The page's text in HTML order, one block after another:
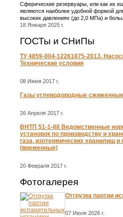
Сферические резервуары, или как их
являются наиболее удобной формой
высоких давлениях (до 2,0 МПа) и
18 Января 2025 г.
ГОСТы и СНиПы
ТУ 4859-004-12261875-2013.
Технические условия
08 Июня 2017 г.
Газы углеводородные
26 Апреля 2017 г.
ВНТП 51-1-88 Ведомственные
установок по производству и
газа, изотермических хранилищ и
(временные)
20 Февраля 2017 г.
Фотогалерея
Отгрузка партии
07 Июля 2026 г.